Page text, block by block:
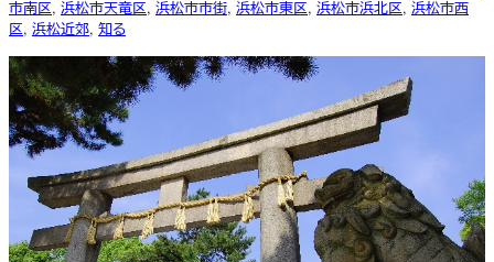
市南区, 浜松市天竜区, 浜松市市街, 浜松市東区, 浜松市浜北区, 浜松市西
区, 浜松近郊, 知る